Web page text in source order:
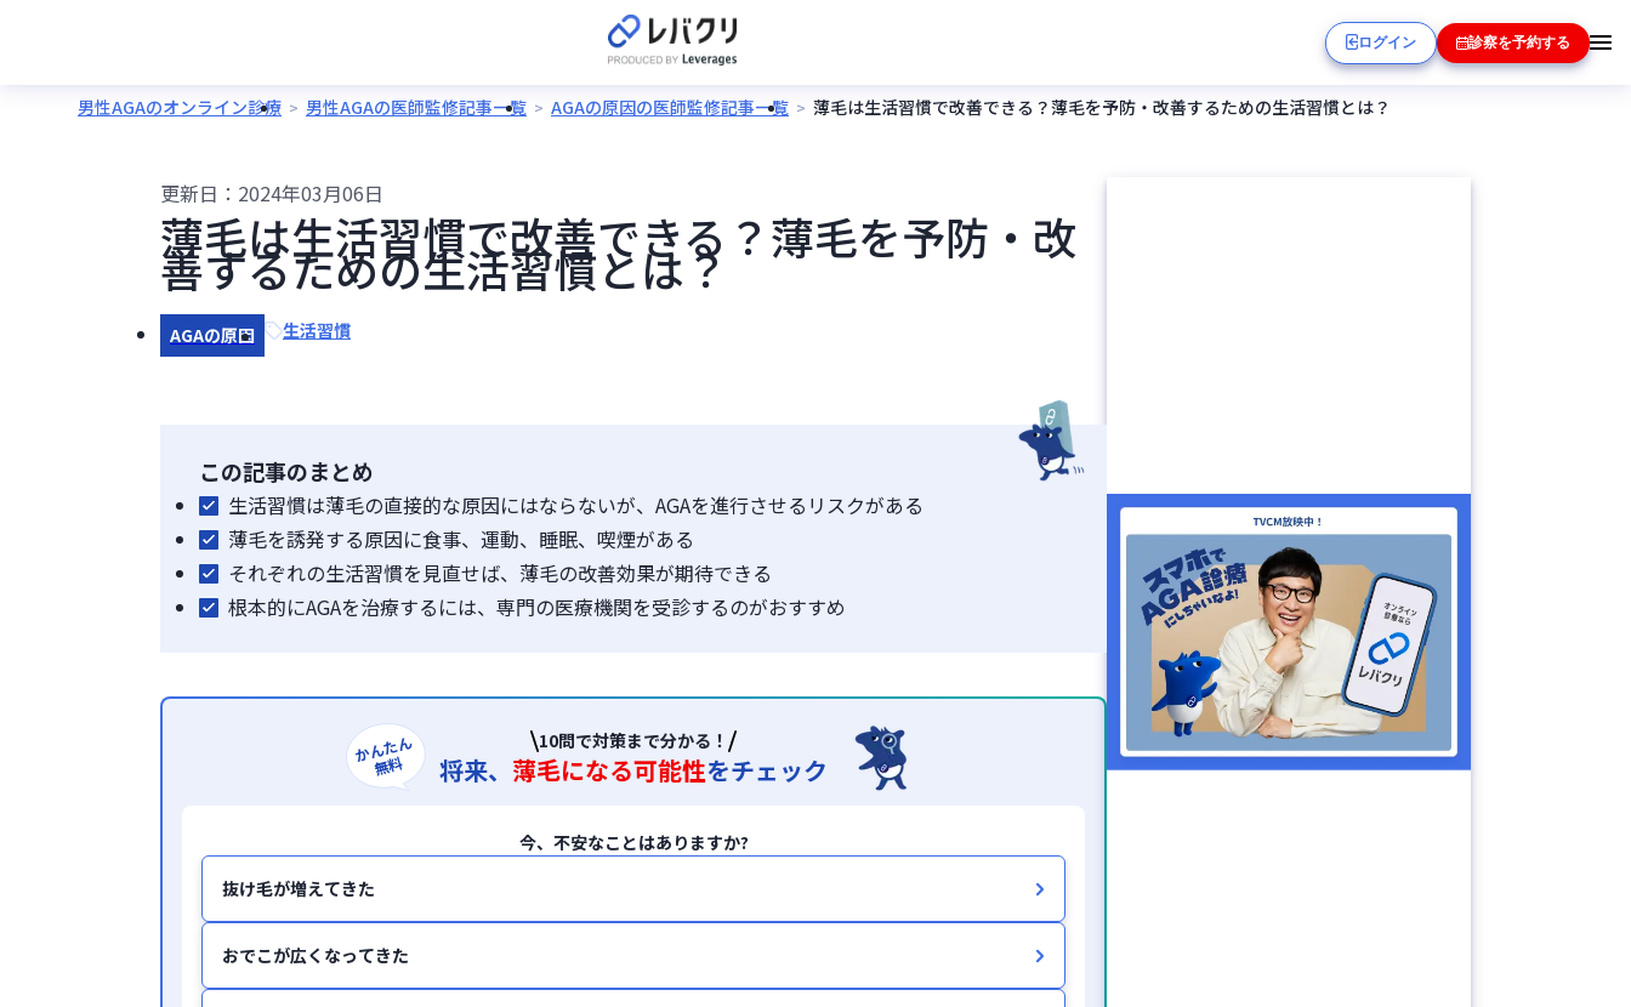
ログイン 診察を予約する
男性AGAのオンライン診療 男性AGAの医師監修記事一覧 AGAの原因の医師監修記事一覧 薄毛は生活習慣で改善できる？薄毛を予防・改善するための生活習慣とは？
更新日： 2024年03月06日
薄毛は生活習慣で改善できる？薄毛を予防・改
善するための生活習慣とは？
AGAの原因 生活習慣
この記事のまとめ
生活習慣は薄毛の直接的な原因にはならないが、AGAを進行させるリスクがある
薄毛を誘発する原因に食事、運動、睡眠、喫煙がある
それぞれの生活習慣を見直せば、薄毛の改善効果が期待できる
根本的にAGAを治療するには、専門の医療機関を受診するのがおすすめ
かんたん
無料
10問で対策まで分かる！
将来、 薄毛になる可能性をチェック
今、不安なことはありますか?
抜け毛が増えてきた
おでこが広くなってきた